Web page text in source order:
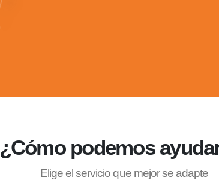
¿Cómo podemos
Elige el servicio que mejor se adapte